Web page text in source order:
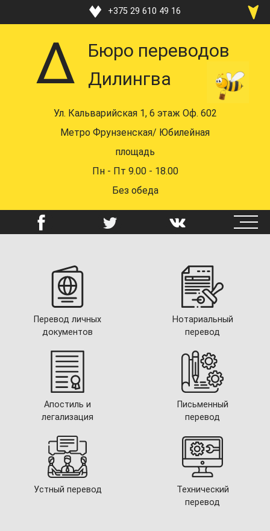
Перейти
к
содержанию
+375 29 610 49 16
+375 17 219 48 16
+375 29 610 49 16
Бюро переводов
Дилингва
Ул. Кальварийская 1, 6 этаж Оф. 602
Метро Фрунзенская/ Юбилейная
площадь
Пн - Пт 9.00 - 18.00
Без обеда
Перевод личных
документов
Нотариальный
перевод
Апостиль и
легализация
Письменный
перевод
Устный перевод
Технический
перевод